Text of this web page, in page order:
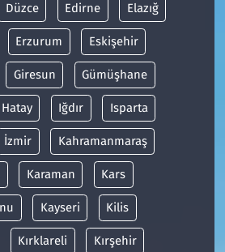
Düzce Edirne Elazığ
Erzurum Eskişehir
Giresun Gümüşhane
Hatay Iğdır Isparta
İzmir Kahramanmaraş
Karaman Kars
Kayseri Kilis
Kırklareli Kırşehir